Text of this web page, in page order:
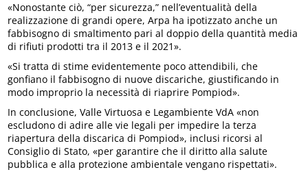
«Nonostante ciò, “per sicurezza,” nell’eventualità della
realizzazione di grandi opere, Arpa ha ipotizzato anche un
fabbisogno di smaltimento pari al doppio della quantità media
di rifiuti prodotti tra il 2013 e il 2021».
«Si tratta di stime evidentemente poco attendibili, che
gonfiano il fabbisogno di nuove discariche, giustificando in
modo improprio la necessità di riaprire Pompiod».
In conclusione, Valle Virtuosa e Legambiente VdA «non
escludono di adire alle vie legali per impedire la terza
riapertura della discarica di Pompiod», inclusi ricorsi al
Consiglio di Stato, «per garantire che il diritto alla salute
pubblica e alla protezione ambientale vengano rispettati».